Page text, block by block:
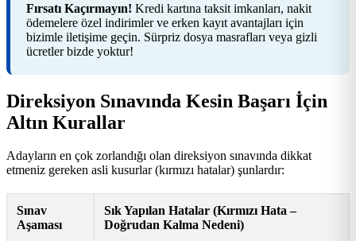
Fırsatı Kaçırmayın! Kredi kartına taksit imkanları, nakit
ödemelere özel indirimler ve erken kayıt avantajları için
bizimle iletişime geçin. Sürpriz dosya masrafları veya gizli
ücretler bizde yoktur!
Direksiyon Sınavında Kesin Başarı İçin
Altın Kurallar
Adayların en çok zorlandığı olan direksiyon sınavında dikkat
etmeniz gereken asli kusurlar (kırmızı hatalar) şunlardır:
Sınav
Aşaması
Sık Yapılan Hatalar (Kırmızı Hata –
Doğrudan Kalma Nedeni)